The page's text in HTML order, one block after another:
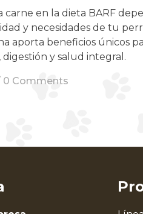
carne en la dieta BARF
y necesidades de tu
aporta beneficios únicos
digestión y salud integral.
0 Comments